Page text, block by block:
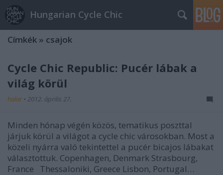
Hungarian Cycle Chic
Címkék » csajok
Cycle Chic Republic: Pucér lábak a
világ körül
halar • 2012. április 27.
Minden hónap végén közös, tematikus poszttal
járjuk körül a világot a cycle chic városokban. Most a
közeli nyárra való tekintettel a pucér bicajos lábakat
választottuk. Copenhagen, Denmark Strasbourg,
France Thessaloniki, Greece Lisbon, Portugal…